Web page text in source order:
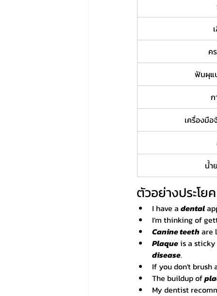
ค
ฟันผุแ
เครื่องมื
น้ำ
ตัวอย่างประโยค
I have a dental
I'm thinking of
Canine teeth are
Plaque is a
disease.
If you don't brush
The buildup of
My dentist